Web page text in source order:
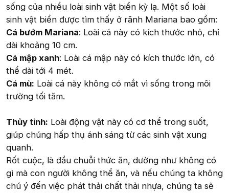
sống của nhiều loài sinh vật biển kỳ lạ. Một số loài
sinh vật biển được tìm thấy ở rãnh Mariana bao gồm:
Cá bướm Mariana: Loài cá này có kích thước nhỏ, chỉ
dài khoảng 10 cm.
Cá mập xanh: Loài cá mập này có kích thước lớn, có
thể dài tới 4 mét.
Cá mù: Loài cá này không có mắt vì sống trong môi
trường tối tăm.
Thủy tinh: Loài động vật này có cơ thể trong suốt,
giúp chúng hấp thụ ánh sáng từ các sinh vật xung
quanh.
Rốt cuộc, là đầu chuỗi thức ăn, dường như không có
gì mà con người không thể ăn, và nếu chúng ta không
chú ý đến việc phát thải chất thải nhựa, chúng ta sẽ